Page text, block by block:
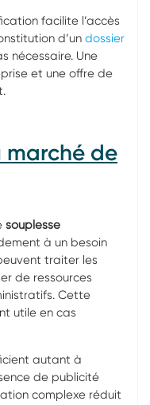
facilite l’accès
d’un dossier
nécessaire. Une
et une offre de
marché de
souplesse
à un besoin
traiter les
de ressources
Cette
utile en cas
autant à
de publicité
complexe réduit